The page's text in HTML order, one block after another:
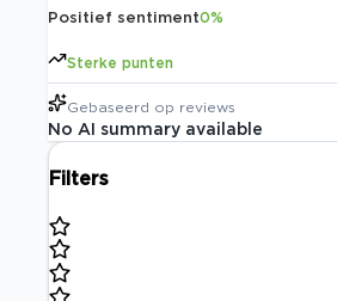
Positief sentiment0%
Sterke punten
Gebaseerd op reviews
No AI summary available
Filters